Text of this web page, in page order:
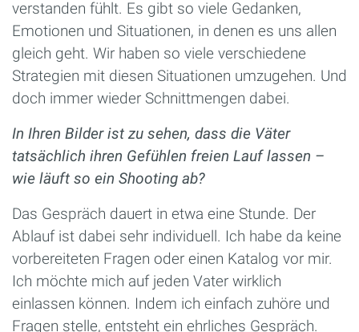
verstanden fühlt. Es gibt so viele Gedanken,
Emotionen und Situationen, in denen es uns allen
gleich geht. Wir haben so viele verschiedene
Strategien mit diesen Situationen umzugehen. Und
doch immer wieder Schnittmengen dabei.
In Ihren Bilder ist zu sehen, dass die Väter
tatsächlich ihren Gefühlen freien Lauf lassen –
wie läuft so ein Shooting ab?
Das Gespräch dauert in etwa eine Stunde. Der
Ablauf ist dabei sehr individuell. Ich habe da keine
vorbereiteten Fragen oder einen Katalog vor mir.
Ich möchte mich auf jeden Vater wirklich
einlassen können. Indem ich einfach zuhöre und
Fragen stelle, entsteht ein ehrliches Gespräch.